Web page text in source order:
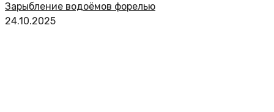
Зарыбление водоёмов форелью
24.10.2025